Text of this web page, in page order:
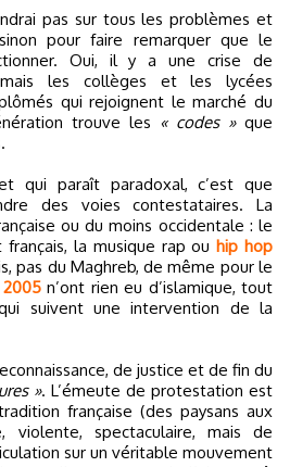
pas sur tous les problèmes et
pour faire remarquer que le
Oui, il y a une crise de
mais les collèges et les lycées
qui rejoignent le marché du
trouve les « codes »que
qui paraît paradoxal, c’est que
des voies contestataires. La
ou du moins occidentale : le
la musique rap ou hip hop
pas du Maghreb, de même pour le
n’ont rien eu d’islamique, tout
suivent une intervention de la
de justice et de fin du
». L’émeute de protestation est
française (des paysans aux
violente, spectaculaire, mais de
sur un véritable mouvement